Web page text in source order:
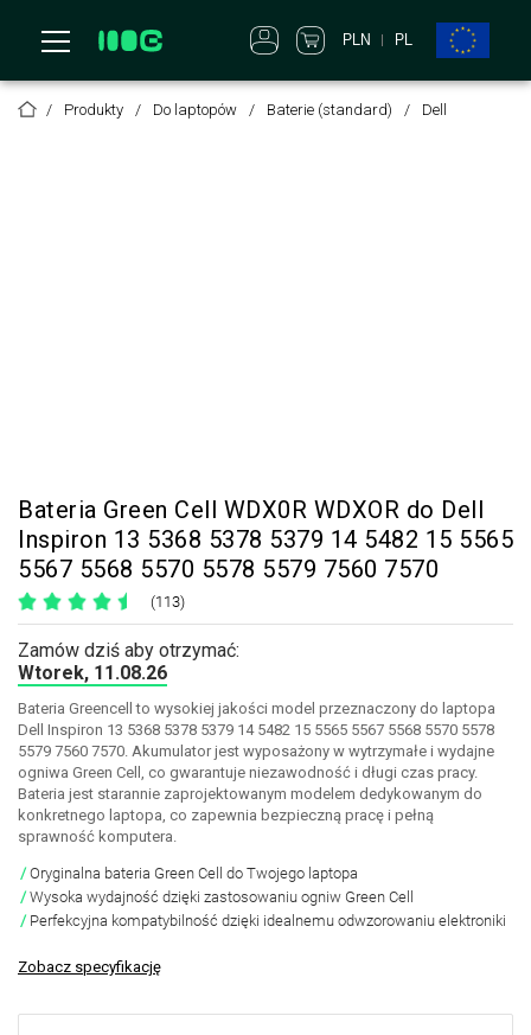
PLN PL
Produkty Do laptopów Baterie (standard) Dell
Bateria Green Cell WDX0R WDXOR do Dell
Inspiron 13 5368 5378 5379 14 5482 15 5565
5567 5568 5570 5578 5579 7560 7570
(113)
Zamów dziś aby otrzymać:
Wtorek, 11.08.26
Bateria Greencell to wysokiej jakości model przeznaczony do laptopa
Dell Inspiron 13 5368 5378 5379 14 5482 15 5565 5567 5568 5570 5578
5579 7560 7570. Akumulator jest wyposażony w wytrzymałe i wydajne
ogniwa Green Cell, co gwarantuje niezawodność i długi czas pracy.
Bateria jest starannie zaprojektowanym modelem dedykowanym do
konkretnego laptopa, co zapewnia bezpieczną pracę i pełną
sprawność komputera.
Oryginalna bateria Green Cell do Twojego laptopa
Wysoka wydajność dzięki zastosowaniu ogniw Green Cell
Perfekcyjna kompatybilność dzięki idealnemu odwzorowaniu elektroniki
Zobacz specyfikację